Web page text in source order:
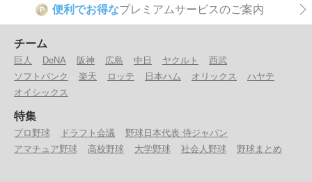
P 便利でお得なプレミアムサービスのご案内
チーム
巨人 DeNA 阪神 広島 中日 ヤクルト
西武
ソフトバンク
楽天 ロッテ 日本ハム オリックス
ハヤテ
オイシックス
特集
プロ野球 ドラフト会議
野球日本代表 侍ジャパン
アマチュア野球
高校野球 大学野球 社会人野球 野球まとめ